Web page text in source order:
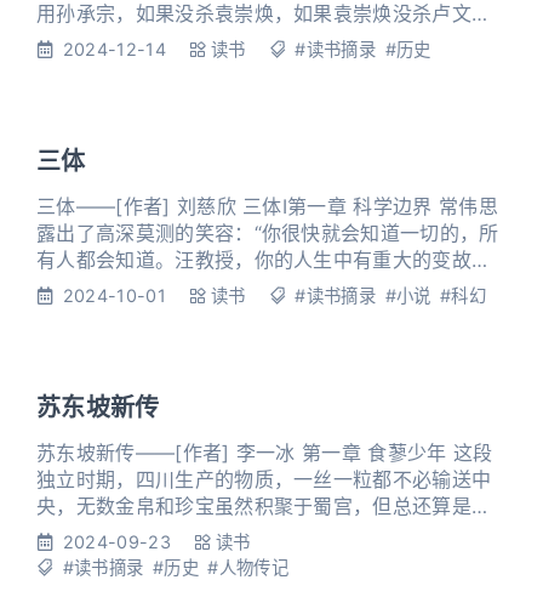
用孙承宗，如果没杀袁崇焕，如果袁崇焕没杀卢文
龙，如果李自成没有反。。。但就像作者说的，大明
漏网之鱼。 虽然作者总是用诙谐的语气贯穿全文，但
是还是不难想象，内
2024-12-14 读书 #读书摘录 #历史
三体
三体——[作者] 刘慈欣 三体I第一章 科学边界 常伟思
露出了高深莫测的笑容：“你很快就会知道一切的，所
有人都会知道。汪教授，你的人生中有重大的变故
吗？这变故突然完全改变了你的生活，对你来说，世
分人都是这样嘛。” “那大部分人的人生都是偶然。”
2024-10-01 读书 #读书摘录 #小说 #科幻
苏东坡新传
苏东坡新传——[作者] 李一冰 第一章 食蓼少年 这段
独立时期，四川生产的物质，一丝一粒都不必输送中
央，无数金帛和珍宝虽然积聚于蜀宫，但总还算是蜀
境内的藏富。蜀宫的生活无论怎么豪奢，甚至荒唐到
连溺器都用黄金铸造，七宝镶嵌。然而一人之奉，毕
2024-09-23
读书
#读书摘录 #历史 #人物传记